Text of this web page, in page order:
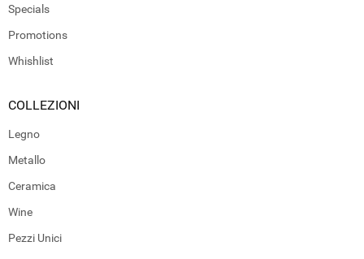
Specials
Promotions
Whishlist
COLLEZIONI
Legno
Metallo
Ceramica
Wine
Pezzi Unici